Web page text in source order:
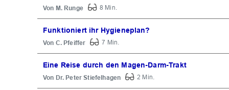
M. Runge 8 Min.
Funktioniert ihr Hygieneplan?
C. Pfeiffer 7 Min.
Eine Reise durch den Magen-Darm-Trakt
Dr. Peter Stiefelhagen 2 Min.